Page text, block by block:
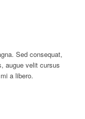
Sed consequat,
augue velit cursus
a libero.